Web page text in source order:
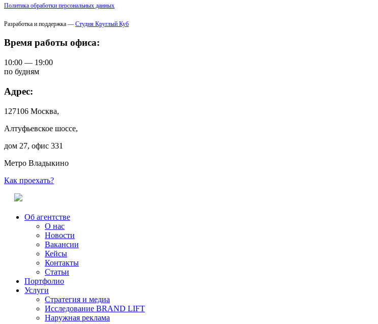
Политика обработки персональных данных
Разработка и поддержка — Студия Круглый Куб
Время работы офиса:
10:00 — 19:00
по будням
Адрес:
127106 Москва,
Алтуфьевское шоссе,
дом 27, офис 331
Метро Владыкино
Как проехать?
Об агентстве
О нас
Новости
Вакансии
Кейсы
Контакты
Статьи
Портфолио
Услуги
Стратегия и медиа
Исследование BRAND LIFT
Наружная реклама